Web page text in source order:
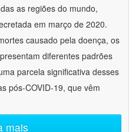
as regiões do mundo,
em março de 2020.
causado pela doença, os
diferentes padrões
parcela significativa desses
pós-COVID-19, que vêm
mais